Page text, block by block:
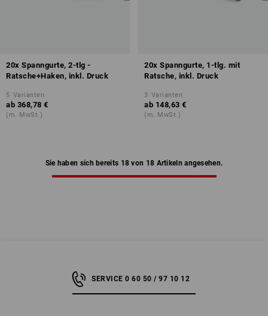
20x Spanngurte, 2-tlg -
Ratsche+Haken, inkl. Druck
5 Varianten
ab 368,78 €
(m. MwSt.)
20x Spanngurte, 1-tlg. mit
Ratsche, inkl. Druck
3 Varianten
ab 148,63 €
(m. MwSt.)
Sie haben sich bereits 18 von 18 Artikeln angesehen.
SERVICE 0 60 50 / 97 10 12